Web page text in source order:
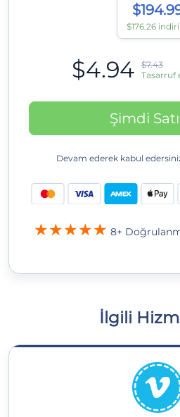
$176.26
$4.94
$7.43
Tasarruf
Şimdi
Devam ederek kabul
8+
İlgili